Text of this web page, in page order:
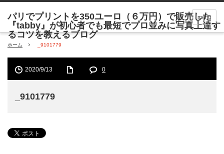
menu
ホーム _9101779
2020/9/13 0
_9101779